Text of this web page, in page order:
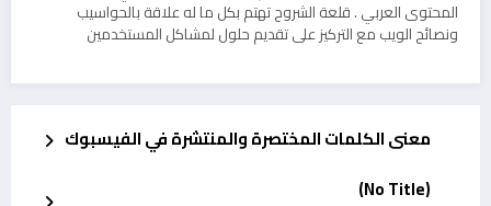
المحتوى العربي . قلعة الشروح تهتم بكل ما له علاقة بالحواسيب
ونصائح الويب مع التركيز على تقديم حلول لمشاكل المستخدمين
معنى الكلمات المختصرة والمنتشرة في الفيسبوك
(No Title)